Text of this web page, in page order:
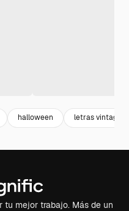
halloween letras vintage
tu mejor trabajo. Más de un